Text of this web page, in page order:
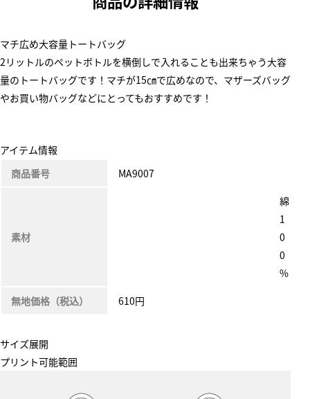
マチ広め大容量トートバッグ
2リットルのペットボトルを横倒しで入れることも出来ちゃう大容
量のトートバッグです！マチが15㎝で広めなので、マザーズバッグ
やお買い物バッグなどにとってもおすすめです！
アイテム情報
商品番号
MA9007
素材
綿
1
0
0
%
無地価格（税込）
610円
サイズ展開
プリント可能範囲